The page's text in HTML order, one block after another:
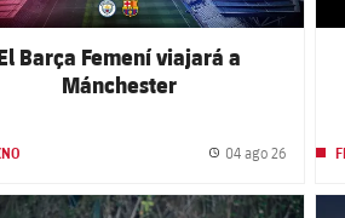
Barça Femení viajará a
Mánchester
Fecha de
04 ago 26
club badge